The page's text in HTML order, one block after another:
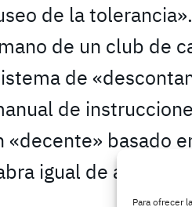
Para ofrecer
de la
de un club de
de
de
basado
igual de